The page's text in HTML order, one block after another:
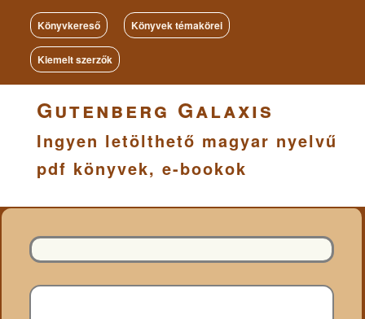
Könyvkereső Könyvek témakörei
Kiemelt szerzők
Gutenberg Galaxis
Ingyen letölthető magyar nyelvű
pdf könyvek, e-bookok